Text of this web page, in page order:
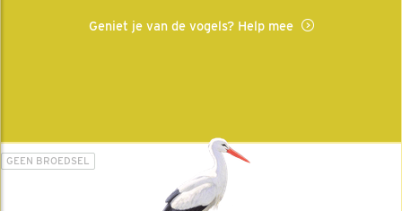
Geniet je van de vogels? Help mee
GEEN BROEDSEL